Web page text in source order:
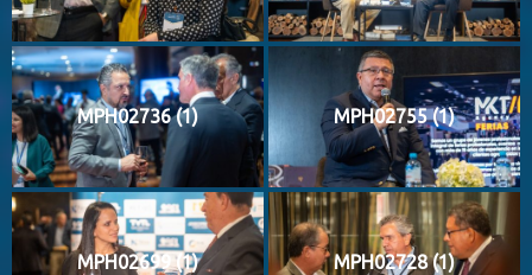
MPH02736 (1) MPH02755 (1)
MPH02699 (1) MPH02728 (1)